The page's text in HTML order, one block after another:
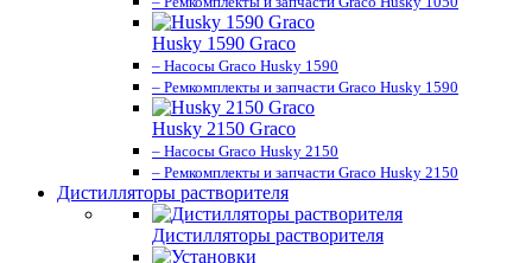
Husky 1590 Graco
– Насосы Graco Husky 1590
– Ремкомплекты и запчасти Graco Husky 1590
Husky 2150 Graco
– Насосы Graco Husky 2150
– Ремкомплекты и запчасти Graco Husky 2150
Дистилляторы растворителя
Дистилляторы растворителя